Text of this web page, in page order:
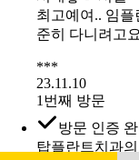
최고예여.. 임
준히 다니려고
***
23.11.10
1번째 방문
방문 인증
탑플란트치과